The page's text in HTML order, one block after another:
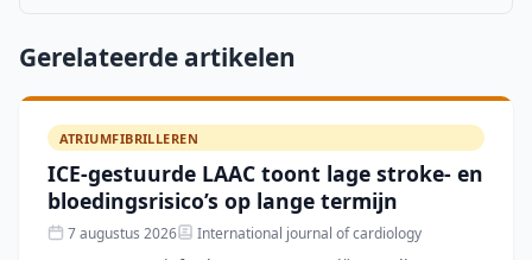
Gerelateerde artikelen
ATRIUMFIBRILLEREN
ICE-gestuurde LAAC toont lage stroke- en
bloedingsrisico’s op lange termijn
7 augustus 2026 International journal of cardiology